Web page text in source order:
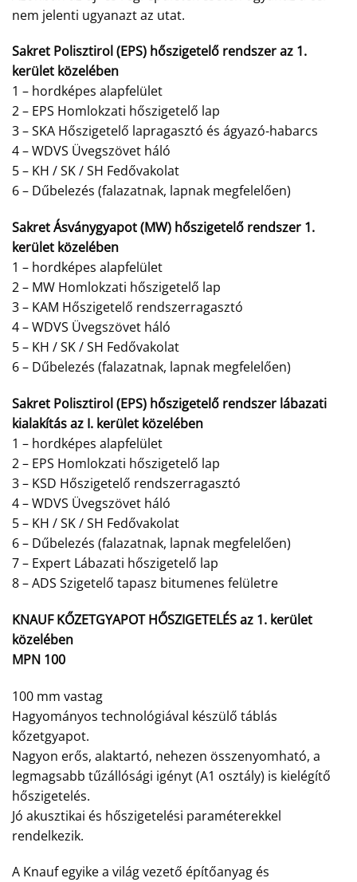
nem jelenti ugyanazt az utat.
Sakret Polisztirol (EPS) hőszigetelő rendszer az 1.
kerület közelében
1 – hordképes alapfelület
2 – EPS Homlokzati hőszigetelő lap
3 – SKA Hőszigetelő lapragasztó és ágyazó-habarcs
4 – WDVS Üvegszövet háló
5 – KH / SK / SH Fedővakolat
6 – Dűbelezés (falazatnak, lapnak megfelelően)
Sakret Ásványgyapot (MW) hőszigetelő rendszer 1.
kerület közelében
1 – hordképes alapfelület
2 – MW Homlokzati hőszigetelő lap
3 – KAM Hőszigetelő rendszerragasztó
4 – WDVS Üvegszövet háló
5 – KH / SK / SH Fedővakolat
6 – Dűbelezés (falazatnak, lapnak megfelelően)
Sakret Polisztirol (EPS) hőszigetelő rendszer lábazati
kialakítás az I. kerület közelében
1 – hordképes alapfelület
2 – EPS Homlokzati hőszigetelő lap
3 – KSD Hőszigetelő rendszerragasztó
4 – WDVS Üvegszövet háló
5 – KH / SK / SH Fedővakolat
6 – Dűbelezés (falazatnak, lapnak megfelelően)
7 – Expert Lábazati hőszigetelő lap
8 – ADS Szigetelő tapasz bitumenes felületre
KNAUF KŐZETGYAPOT HŐSZIGETELÉS az 1. kerület
közelében
MPN 100
100 mm vastag
Hagyományos technológiával készülő táblás
kőzetgyapot.
Nagyon erős, alaktartó, nehezen összenyomható, a
legmagsabb tűzállósági igényt (A1 osztály) is kielégítő
hőszigetelés.
Jó akusztikai és hőszigetelési paraméterekkel
rendelkezik.
A Knauf egyike a világ vezető építőanyag és